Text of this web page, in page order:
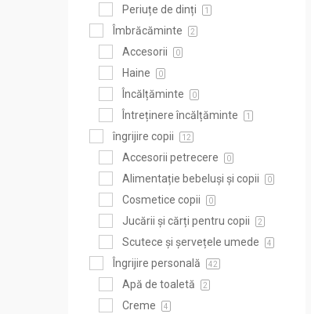
Periuțe de dinți 1
Îmbrăcăminte 2
Accesorii 0
Haine 0
Încălțăminte 0
Întreținere încălțăminte 1
îngrijire copii 12
Accesorii petrecere 0
Alimentație bebeluși și copii 0
Cosmetice copii 0
Jucării și cărți pentru copii 2
Scutece și șervețele umede 4
Îngrijire personală 42
Apă de toaletă 2
Creme 4